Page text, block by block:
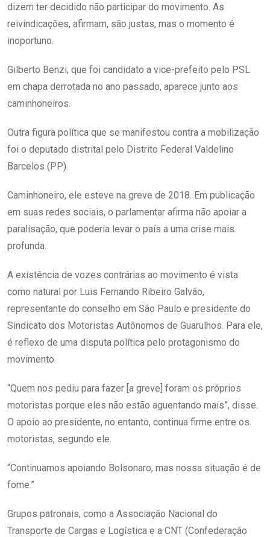
dizem ter decidido não participar do movimento. As
reivindicações, afirmam, são justas, mas o momento é
inoportuno.
Gilberto Benzi, que foi candidato a vice-prefeito pelo PSL
em chapa derrotada no ano passado, aparece junto aos
caminhoneiros.
Outra figura política que se manifestou contra a mobilização
foi o deputado distrital pelo Distrito Federal Valdelino
Barcelos (PP).
Caminhoneiro, ele esteve na greve de 2018. Em publicação
em suas redes sociais, o parlamentar afirma não apoiar a
paralisação, que poderia levar o país a uma crise mais
profunda.
A existência de vozes contrárias ao movimento é vista
como natural por Luis Fernando Ribeiro Galvão,
representante do conselho em São Paulo e presidente do
Sindicato dos Motoristas Autônomos de Guarulhos. Para ele,
é reflexo de uma disputa política pelo protagonismo do
movimento.
“Quem nos pediu para fazer [a greve] foram os próprios
motoristas porque eles não estão aguentando mais”, disse.
O apoio ao presidente, no entanto, continua firme entre os
motoristas, segundo ele.
“Continuamos apoiando Bolsonaro, mas nossa situação é de
fome.”
Grupos patronais, como a Associação Nacional do
Transporte de Cargas e Logística e a CNT (Confederação